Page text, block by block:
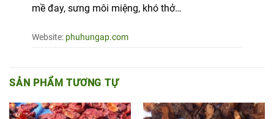
mề đay, sưng môi miệng, khó thở…
Website: phuhungap.com
SẢN PHẨM TƯƠNG TỰ